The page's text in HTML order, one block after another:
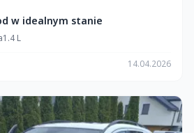
w idealnym stanie
1.4 L
14.04.2026